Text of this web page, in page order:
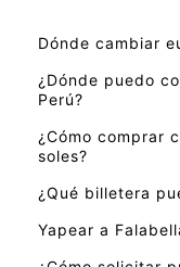
Dónde cambiar
¿Dónde puedo
Perú?
¿Cómo comprar
soles?
¿Qué billetera
Yapear a